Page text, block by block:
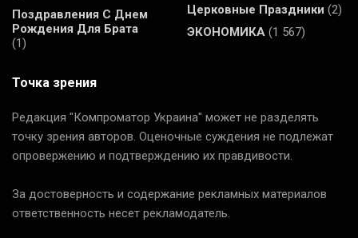
Поздравления С Днем
Рождения Для Брата
(1)
Церковные Праздники (2)
ЭКОНОМИКА (1 567)
Точка зрения
Редакция "Компроматор Украина" может не разделять
точку зрения авторов. Оценочные суждения не подлежат
опровержению и подтверждению их правдивости.
За достоверность и содержание рекламных материалов
ответственность несет рекламодатель.